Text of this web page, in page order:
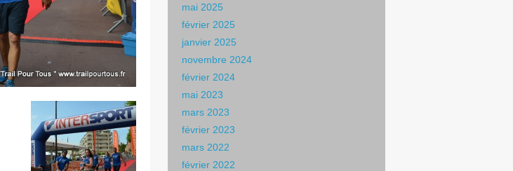
mai 2025
février 2025
janvier 2025
novembre 2024
février 2024
mai 2023
mars 2023
février 2023
mars 2022
février 2022